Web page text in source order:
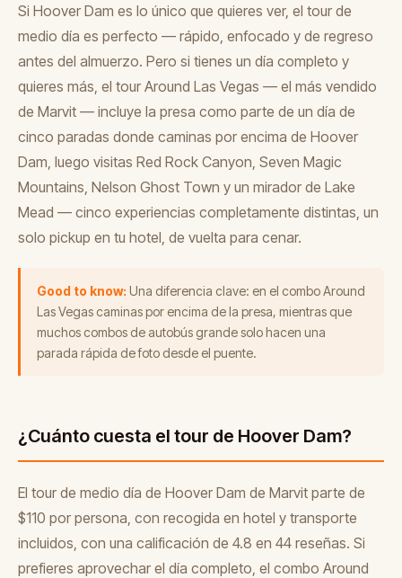
Si Hoover Dam es lo único que quieres ver, el tour de
medio día es perfecto — rápido, enfocado y de regreso
antes del almuerzo. Pero si tienes un día completo y
quieres más, el tour Around Las Vegas — el más vendido
de Marvit — incluye la presa como parte de un día de
cinco paradas donde caminas por encima de Hoover
Dam, luego visitas Red Rock Canyon, Seven Magic
Mountains, Nelson Ghost Town y un mirador de Lake
Mead — cinco experiencias completamente distintas, un
solo pickup en tu hotel, de vuelta para cenar.
Good to know: Una diferencia clave: en el combo Around
Las Vegas caminas por encima de la presa, mientras que
muchos combos de autobús grande solo hacen una
parada rápida de foto desde el puente.
¿Cuánto cuesta el tour de Hoover Dam?
El tour de medio día de Hoover Dam de Marvit parte de
$110 por persona, con recogida en hotel y transporte
incluidos, con una calificación de 4.8 en 44 reseñas. Si
prefieres aprovechar el día completo, el combo Around